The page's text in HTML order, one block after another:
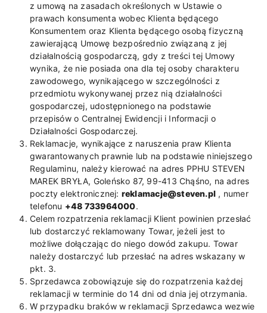
z umową na zasadach określonych w Ustawie o
prawach konsumenta wobec Klienta będącego
Konsumentem oraz Klienta będącego osobą fizyczną
zawierającą Umowę bezpośrednio związaną z jej
działalnością gospodarczą, gdy z treści tej Umowy
wynika, że nie posiada ona dla tej osoby charakteru
zawodowego, wynikającego w szczególności z
przedmiotu wykonywanej przez nią działalności
gospodarczej, udostępnionego na podstawie
przepisów o Centralnej Ewidencji i Informacji o
Działalności Gospodarczej.
Reklamacje, wynikające z naruszenia praw Klienta
gwarantowanych prawnie lub na podstawie niniejszego
Regulaminu, należy kierować na adres PPHU STEVEN
MAREK BRYŁA, Goleńsko 87, 99-413 Chąśno, na adres
poczty elektronicznej: reklamacje@steven.pl , numer
telefonu +48 733964000.
Celem rozpatrzenia reklamacji Klient powinien przesłać
lub dostarczyć reklamowany Towar, jeżeli jest to
możliwe dołączając do niego dowód zakupu. Towar
należy dostarczyć lub przesłać na adres wskazany w
pkt. 3.
Sprzedawca zobowiązuje się do rozpatrzenia każdej
reklamacji w terminie do 14 dni od dnia jej otrzymania.
W przypadku braków w reklamacji Sprzedawca wezwie